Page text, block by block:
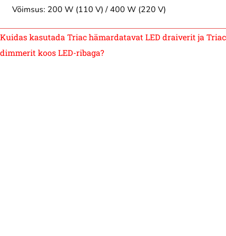
Võimsus: 200 W (110 V) / 400 W (220 V)
Kuidas kasutada Triac hämardatavat LED draiverit ja Triac
dimmerit koos LED-ribaga?